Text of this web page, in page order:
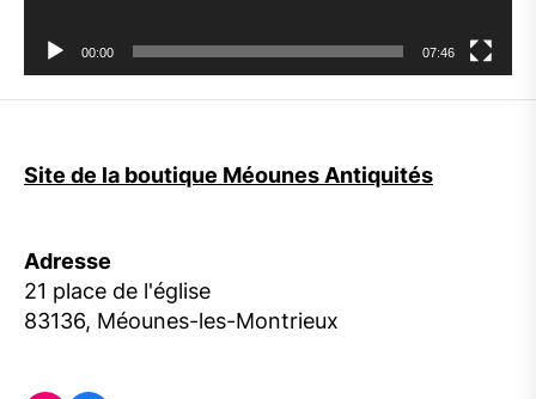
00:00 07:46
Site de la boutique Méounes Antiquités
Adresse
21 place de l'église
83136, Méounes-les-Montrieux